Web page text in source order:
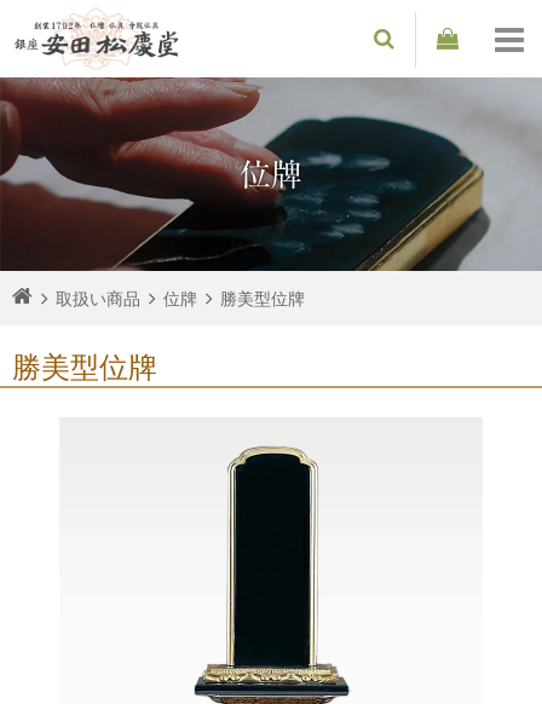
位牌
取扱い商品 位牌 勝美型位牌
勝美型位牌